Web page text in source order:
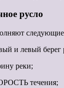
русло
следующие
и левый берег
реки;
течения;